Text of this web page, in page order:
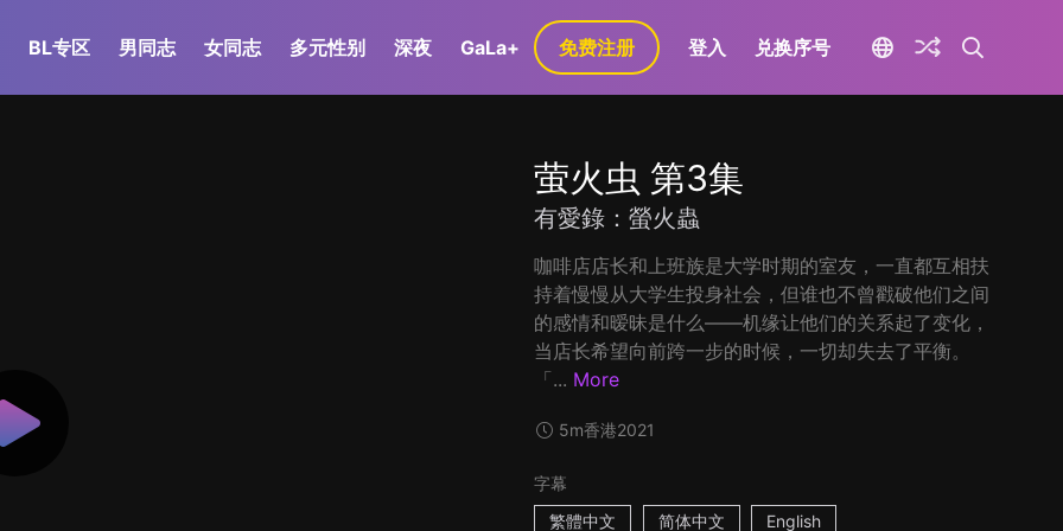
BL专区 男同志 女同志 多元性别 深夜 GaLa+ 免费注册 登入 兑换序号
萤火虫 第3集
有愛錄：螢火蟲
咖啡店店长和上班族是大学时期的室友，一直都互相扶
持着慢慢从大学生投身社会，但谁也不曾戳破他们之间
的感情和暧昧是什么——机缘让他们的关系起了变化，
当店长希望向前跨一步的时候，一切却失去了平衡。
「... More
5m香港2021
字幕
繁體中文
简体中文 English